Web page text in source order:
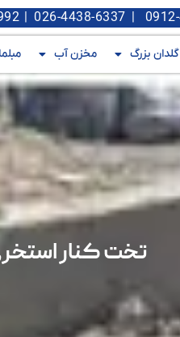
گلدان بزرگ مخزن آب
تخت کنار